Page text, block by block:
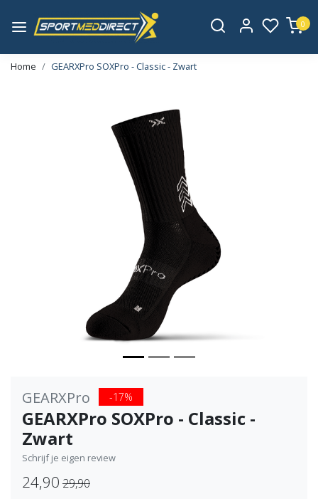
0
Home GEARXPro SOXPro - Classic - Zwart
GEARXPro -17%
GEARXPro SOXPro - Classic -
Zwart
Schrijf je eigen review
24,90 29,90